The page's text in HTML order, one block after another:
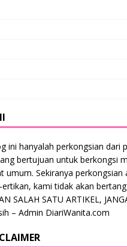
ini hanyalah perkongsian dari
bertujuan untuk berkongsi
umum. Sekiranya perkongsian
kami tidak akan
SALAH SATU ARTIKEL,
– Admin DiariWanita.com